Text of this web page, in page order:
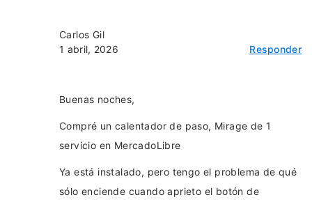
Carlos Gil
1 abril, 2026
Responder
Buenas noches,
Compré un calentador de paso, Mirage de 1
servicio en MercadoLibre
Ya está instalado, pero tengo el problema de qué
sólo enciende cuando aprieto el botón de